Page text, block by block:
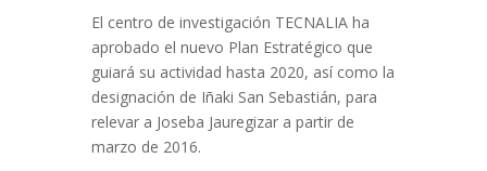
El centro de investigación TECNALIA ha
aprobado el nuevo Plan Estratégico que
guiará su actividad hasta 2020, así como la
designación de Iñaki San Sebastián, para
relevar a Joseba Jauregizar a partir de
marzo de 2016.